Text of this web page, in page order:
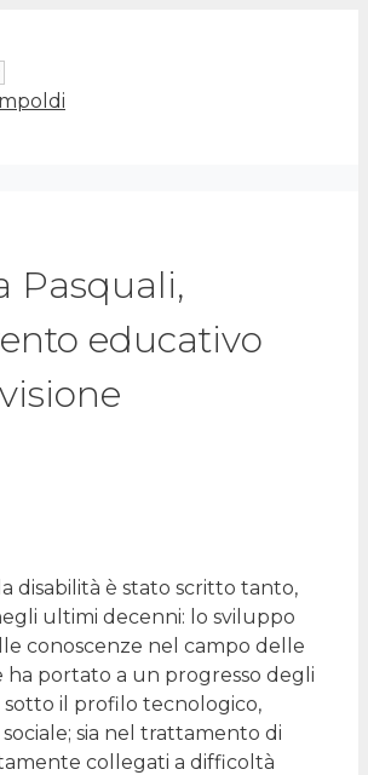
Pasquali,
educativo
disabilità è stato scritto tanto,
ultimi decenni: lo sviluppo
conoscenze nel campo delle
ha portato a un progresso degli
sotto il profilo tecnologico,
sia nel trattamento di
collegati a difficoltà